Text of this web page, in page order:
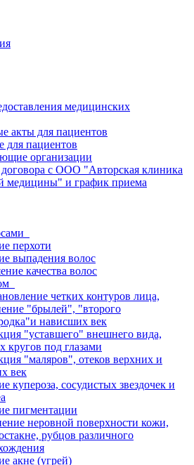
медицинских
акты для пациентов
для пациентов
организации
с ООО "Авторская клиника
медицины" и график приема
перхоти
выпадения волос
качества волос
четких контуров лица,
"брылей", "второго
нависших век
"уставшего" внешнего вида,
кругов под глазами
"маляров", отеков верхних и
век
купероза, сосудистых звездочек и
пигментации
неровной поверхности кожи,
рубцов различного
акне (угрей)